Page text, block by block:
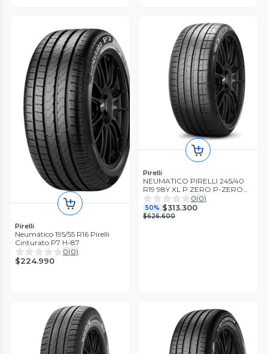
Pirelli
Neumático 195/55 R16 Pirelli
Cinturato P7 H-87
0(0)
$224.990
Pirelli
NEUMATICO PIRELLI 245/40
R19 98Y XL P ZERO P-ZERO
PZ4 J
0(0)
50% $313.300
$626.600